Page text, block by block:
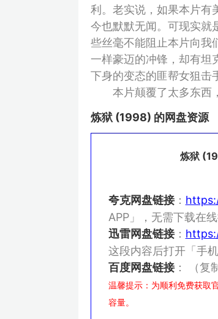
利。老实说，如果本片有
今也默默无闻。可现实就
些丝毫不能阻止本片向我
一样豪迈的冲锋，却有坦
下身的变态的匪帮女狙
本片颠覆了太多东西，
炼狱 (1998) 的网盘资源
炼狱
夸克网盘链接：
APP」，无需下载在
迅雷网盘链接：
这段内容后打开「手
百度网盘链接： （复
温馨提示：为顺利免费获取
容量。